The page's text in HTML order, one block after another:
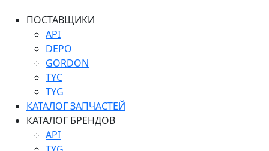
ПОСТАВЩИКИ
API
DEPO
GORDON
TYC
TYG
КАТАЛОГ ЗАПЧАСТЕЙ
КАТАЛОГ БРЕНДОВ
API